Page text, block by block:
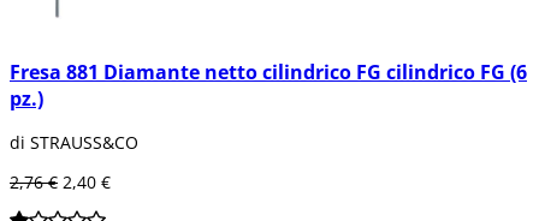
Fresa 881 Diamante netto cilindrico FG cilindrico FG (6
pz.)
di STRAUSS&CO
2,76 € 2,40 €